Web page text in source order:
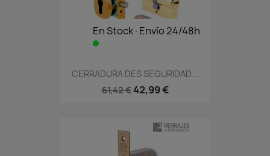
En Stock·Envío 24/48h
CERRADURA DES SEGURIDAD...
61,42 € 42,99 €